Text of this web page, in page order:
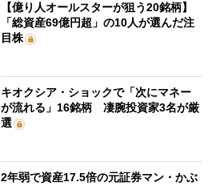
【億り人オールスターが狙う20銘柄】
「総資産69億円超」の10人が選んだ注
目株
キオクシア・ショックで「次にマネー
が流れる」16銘柄 凄腕投資家3名が厳
選
2年弱で資産17.5倍の元証券マン・かぶ